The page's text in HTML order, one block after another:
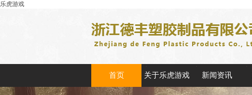
乐虎游戏
首页 关于乐虎游戏 新闻资讯